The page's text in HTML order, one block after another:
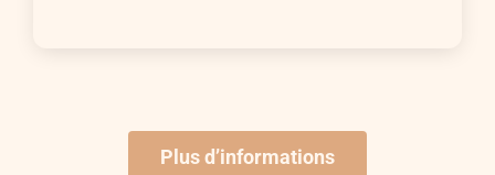
Plus d’informations